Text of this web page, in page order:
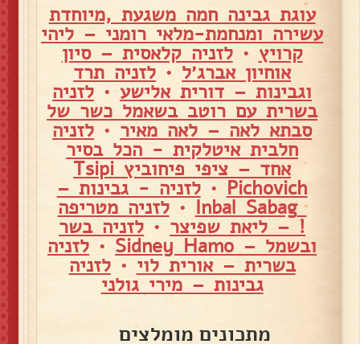
עוגת גבינה חמה משגעת ,מיוחדת
עשירה ומנחמת-מלאי רומני – ליהי
קרויץ •לזניה קלאסית – סיון
אוחיון אברג׳ל • לזניה תרד
וגבינות – דורית אלישע• לזניה
בשרית עם רוטב בשאמל כשר של
סבתא לאה – לאה מאיר • לזניה
חלבית איטלקית - הכל בסיר
אחד – ציפי פיחוביץ Tsipi
Pichovich
•לזניה - גבינות –
Inbal Sabag
•לזניה מטריפה
! – ליאת שפיצר • לזניה בשר
ובשמל – Sidney Hamo • לזניה
בשרית – אורית לוי •לזניה
גבינות – מירי גולני
מתכונים מומלצים